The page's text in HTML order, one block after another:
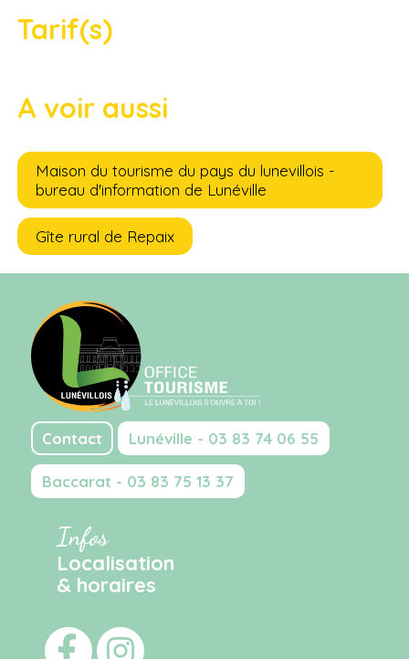
Tarif(s)
A voir aussi
Maison du tourisme du pays du lunevillois -
bureau d'information de Lunéville
Gîte rural de Repaix
Contact Lunéville - 03 83 74 06 55
Baccarat - 03 83 75 13 37
Infos
Localisation
& horaires